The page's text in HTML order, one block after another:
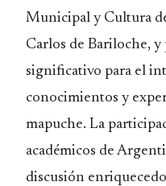
Municipal y Cultura
Carlos de Bariloche,
significativo para el
conocimientos y
mapuche. La
académicos de
discusión